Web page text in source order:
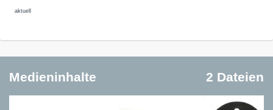
aktuell
Medieninhalte 2 Dateien